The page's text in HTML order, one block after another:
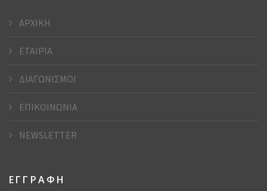
ΑΡΧΙΚΗ
ΕΤΑΙΡΙΑ
ΔΙΑΓΩΝΙΣΜΟΙ
ΕΠΙΚΟΙΝΩΝΙΑ
NEWSLETTER
ΕΓΓΡΑΦΗ